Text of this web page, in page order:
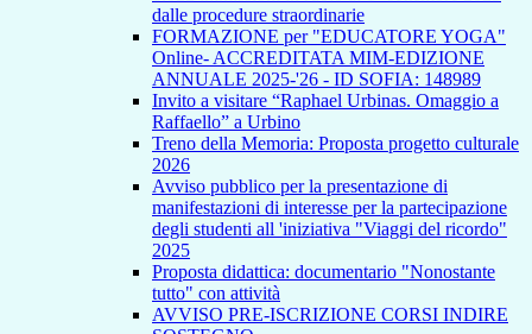
dalle procedure straordinarie
FORMAZIONE per "EDUCATORE YOGA"
Online- ACCREDITATA MIM-EDIZIONE
ANNUALE 2025-'26 - ID SOFIA: 148989
Invito a visitare “Raphael Urbinas. Omaggio a
Raffaello” a Urbino
Treno della Memoria: Proposta progetto culturale
2026
Avviso pubblico per la presentazione di
manifestazioni di interesse per la partecipazione
degli studenti all 'iniziativa "Viaggi del ricordo"
2025
Proposta didattica: documentario "Nonostante
tutto" con attività
AVVISO PRE-ISCRIZIONE CORSI INDIRE